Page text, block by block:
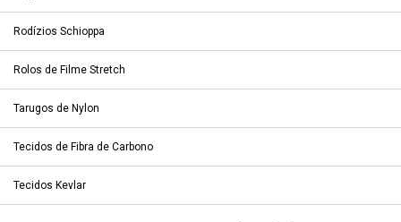
Rodízios Schioppa
Rolos de Filme Stretch
Tarugos de Nylon
Tecidos de Fibra de Carbono
Tecidos Kevlar